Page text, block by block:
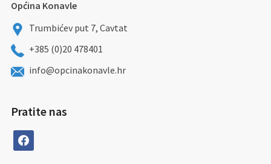
Općina Konavle
Trumbićev put 7, Cavtat
+385 (0)20 478401
info@opcinakonavle.hr
Pratite nas
facebook